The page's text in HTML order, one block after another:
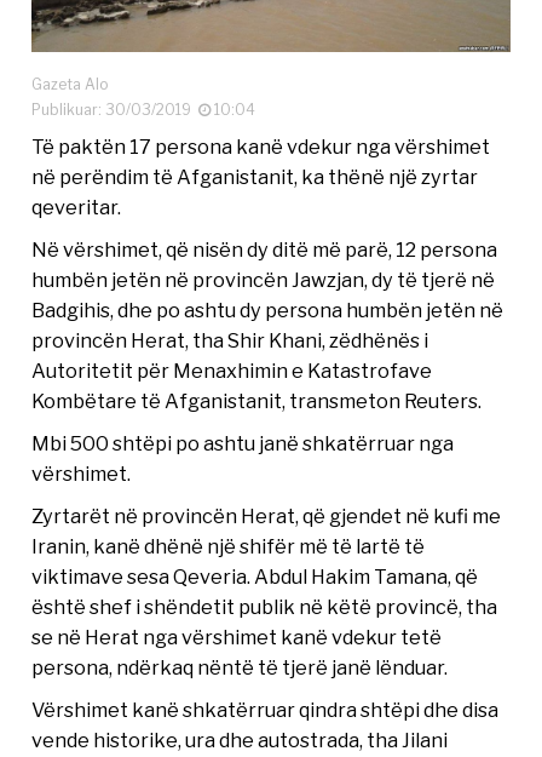
Gazeta Alo
Publikuar: 30/03/2019
10:04
Të paktën 17 persona kanë vdekur nga vërshimet
në perëndim të Afganistanit, ka thënë një zyrtar
qeveritar.
Në vërshimet, që nisën dy ditë më parë, 12 persona
humbën jetën në provincën Jawzjan, dy të tjerë në
Badgihis, dhe po ashtu dy persona humbën jetën në
provincën Herat, tha Shir Khani, zëdhënës i
Autoritetit për Menaxhimin e Katastrofave
Kombëtare të Afganistanit, transmeton Reuters.
Mbi 500 shtëpi po ashtu janë shkatërruar nga
vërshimet.
Zyrtarët në provincën Herat, që gjendet në kufi me
Iranin, kanë dhënë një shifër më të lartë të
viktimave sesa Qeveria. Abdul Hakim Tamana, që
është shef i shëndetit publik në këtë provincë, tha
se në Herat nga vërshimet kanë vdekur tetë
persona, ndërkaq nëntë të tjerë janë lënduar.
Vërshimet kanë shkatërruar qindra shtëpi dhe disa
vende historike, ura dhe autostrada, tha Jilani